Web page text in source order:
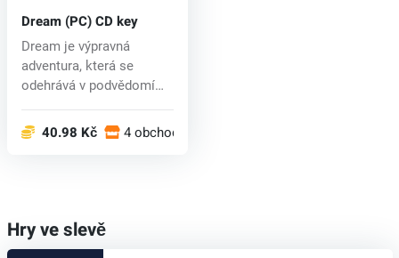
Dream (PC) CD key
Dream je výpravná
adventura, která se
odehrává v podvědomí
40.98 Kč 4 obchodech
Hry ve slevě